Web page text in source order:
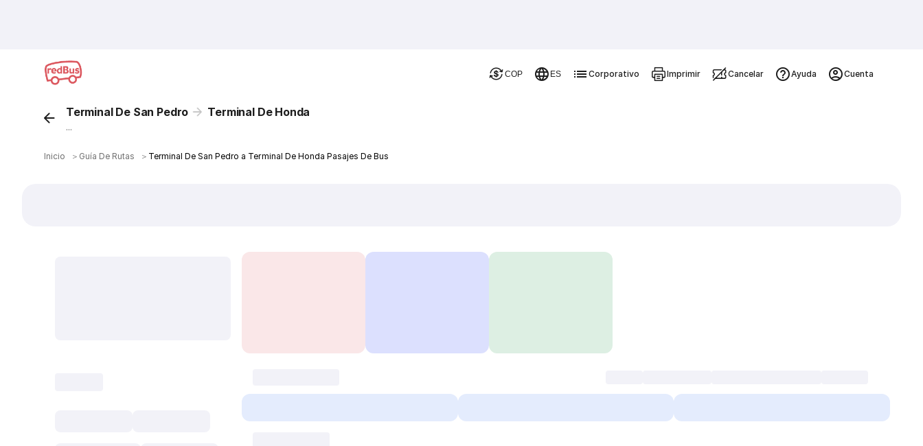
COP ES Corporativo Imprimir Cancelar Ayuda Cuenta
Terminal De San Pedro Terminal De Honda
...
Inicio ＞ Guía De Rutas ＞ Terminal De San Pedro a Terminal De Honda Pasajes De Bus